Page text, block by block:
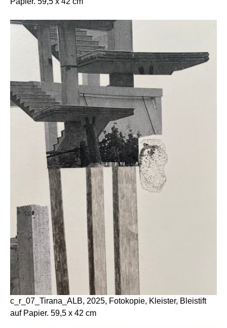
c_r_07_Tirana_ALB, 2025, Fotokopie, Kleister, Bleistift
auf Papier. 59,5 x 42 cm